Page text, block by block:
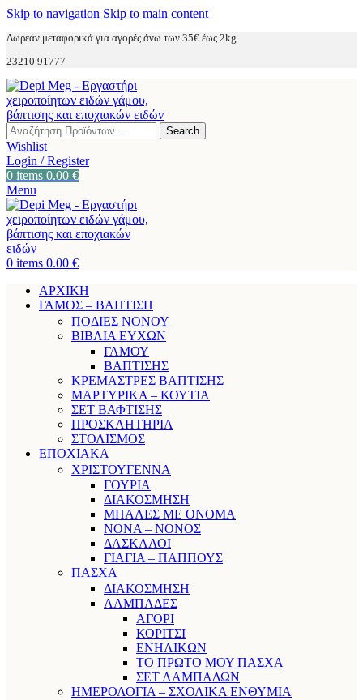
Skip to navigation Skip to main content
Δωρεάν μεταφορικά για αγορές άνω των 35€ έως 2kg
23210 91777
Search
Wishlist
Login / Register
0 items 0.00 €
Menu
0 items 0.00 €
ΑΡΧΙΚΗ
ΓΑΜΟΣ – ΒΑΠΤΙΣΗ
ΠΟΔΙΕΣ ΝΟΝΟΥ
ΒΙΒΛΙΑ ΕΥΧΩΝ
ΓΑΜΟΥ
ΒΑΠΤΙΣΗΣ
ΚΡΕΜΑΣΤΡΕΣ ΒΑΠΤΙΣΗΣ
ΜΑΡΤΥΡΙΚΑ – ΚΟΥΤΙΑ
ΣΕΤ ΒΑΦΤΙΣΗΣ
ΠΡΟΣΚΛΗΤΗΡΙΑ
ΣΤΟΛΙΣΜΟΣ
ΕΠΟΧΙΑΚΑ
ΧΡΙΣΤΟΥΓΕΝΝΑ
ΓΟΥΡΙΑ
ΔΙΑΚΟΣΜΗΣΗ
ΜΠΑΛΕΣ ΜΕ ΟΝΟΜΑ
ΝΟΝΑ – ΝΟΝΟΣ
ΔΑΣΚΑΛΟΙ
ΓΙΑΓΙΑ – ΠΑΠΠΟΥΣ
ΠΑΣΧΑ
ΔΙΑΚΟΣΜΗΣΗ
ΛΑΜΠΑΔΕΣ
ΑΓΟΡΙ
ΚΟΡΙΤΣΙ
ΕΝΗΛΙΚΩΝ
ΤΟ ΠΡΩΤΟ ΜΟΥ ΠΑΣΧΑ
ΣΕΤ ΛΑΜΠΑΔΩΝ
ΗΜΕΡΟΛΟΓΙΑ – ΣΧΟΛΙΚΑ ΕΝΘΥΜΙΑ